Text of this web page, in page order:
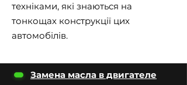
техніками, які знаються на
тонкощах конструкції цих
автомобілів.
Замена масла в двигателе